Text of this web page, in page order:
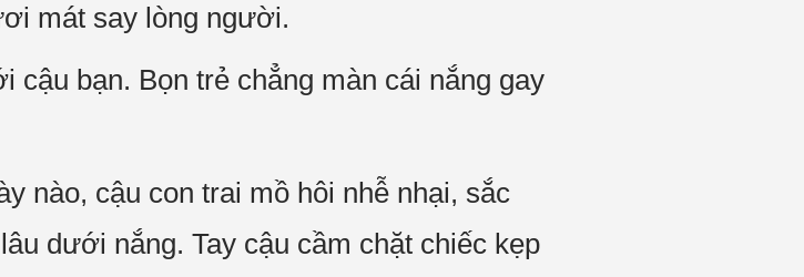
mát say lòng người.
cậu bạn. Bọn trẻ chẳng màn cái nắng gay
nào, cậu con trai mồ hôi nhễ nhại, sắc
dưới nắng. Tay cậu cầm chặt chiếc kẹp